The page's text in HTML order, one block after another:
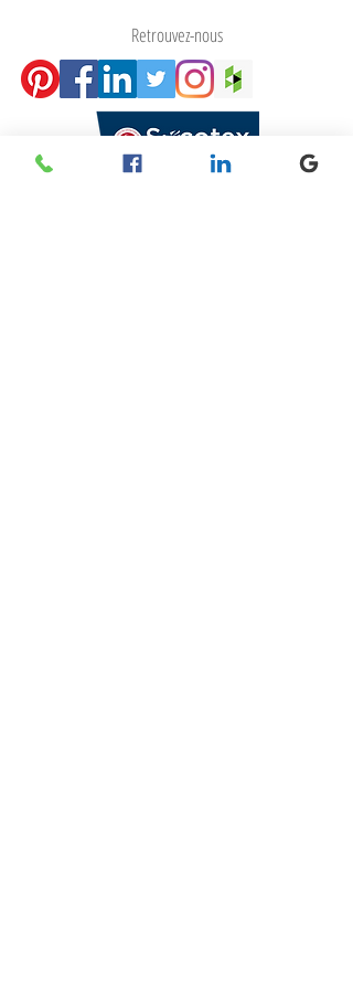
Retrouvez-nous